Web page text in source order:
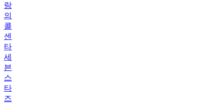
랑
의
콜
센
타
세
븐
스
타
즈